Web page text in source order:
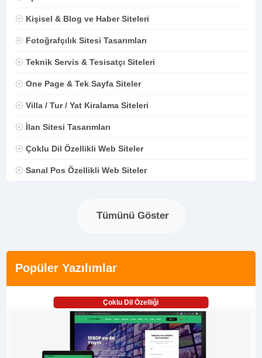
Kişisel & Blog ve Haber Siteleri
Fotoğrafçılık Sitesi Tasarımları
Teknik Servis & Tesisatçı Siteleri
One Page & Tek Sayfa Siteler
Villa / Tur / Yat Kiralama Siteleri
İlan Sitesi Tasarımları
Çoklu Dil Özellikli Web Siteler
Sanal Pos Özellikli Web Siteler
Tümünü Göster
Popüler Yazılımlar
Çoklu Dil Özelliği